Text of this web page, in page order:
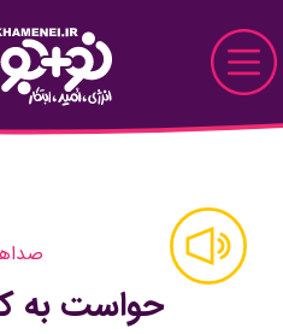
Skip to Main Content
دیدار
پرونده
حواست